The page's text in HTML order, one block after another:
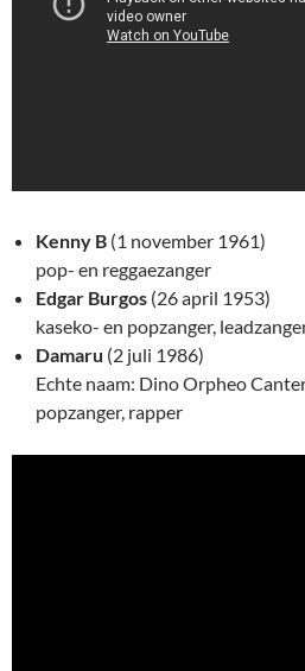
Kenny B (1 november 1961)
pop- en reggaezanger
Edgar Burgos (26 april 1953)
kaseko- en popzanger,
Damaru (2 juli 1986)
Echte naam: Dino Orpheo
popzanger, rapper